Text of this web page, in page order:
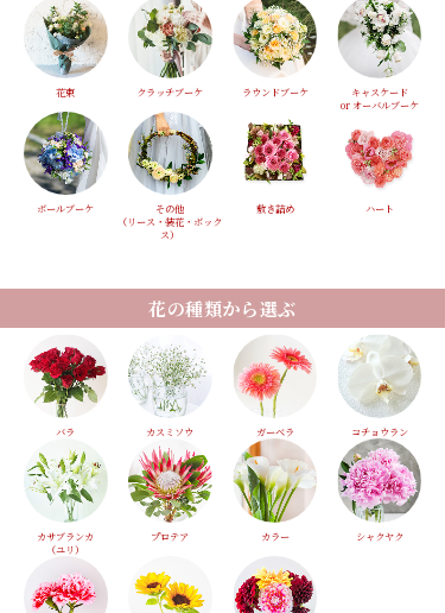
花束 クラッチブーケ ラウンドブーケ
キャスケード
or オーバルブーケ
ボールブーケ
その他
（リース・装花・ボック
ス）
敷き詰め ハート
花の種類から選ぶ
バラ カスミソウ ガーベラ コチョウラン
カサブランカ
（ユリ）
プロテア カラー シャクヤク